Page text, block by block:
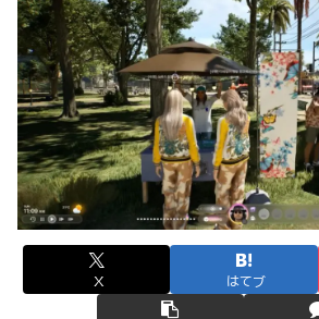
X はてブ